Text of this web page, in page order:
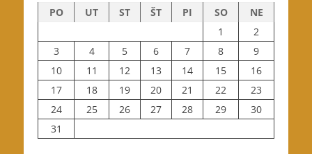
PO UT ST ŠT PI SO
NE
1
2
3
4 5 6 7 8
9
10
11 12 13 14 15
16
17
18 19 20 21 22
23
24
25 26 27 28 29
30
31